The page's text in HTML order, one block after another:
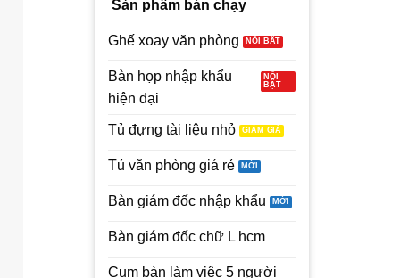
Sản phẩm bán chạy
Ghế xoay văn phòng
Bàn họp nhập khẩu
hiện đại
Tủ đựng tài liệu nhỏ
Tủ văn phòng giá rẻ
Bàn giám đốc nhập khẩu
Bàn giám đốc chữ L hcm
Cụm bàn làm việc 5 người